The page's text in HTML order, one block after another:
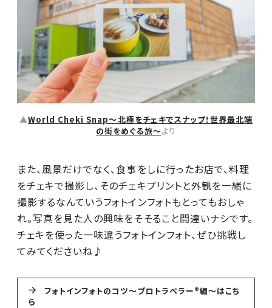
▲World Cheki Snap～北極をチェキでスナップ！世界最北端
の街をめぐる旅～より
また、風景だけでなく、食事をしに行ったお店で、料理
をチェキで撮影し、そのチェキプリントと外観を一緒に
撮影するなんていうフォトインフォトもとってもおしゃ
れ。写真を見た人の興味をそそること間違いナシです。
チェキを使った一味違うフォトインフォト、ぜひ挑戦し
てみてくださいね♪
フォトインフォトのコツ〜プロトラベラー®︎編〜はこち
ら